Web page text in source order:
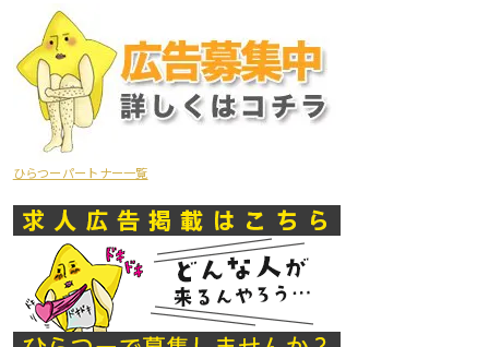
ひらつーパートナー一覧